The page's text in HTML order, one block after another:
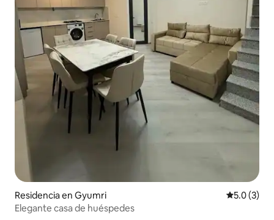
Residencia en Gyumri
5.0 (3)
Elegante casa de huéspedes